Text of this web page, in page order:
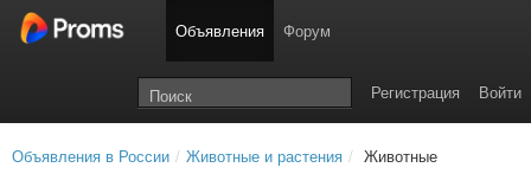
Объявления Форум
Войти
Регистрация
Объявления в России / Животные и растения / Животные